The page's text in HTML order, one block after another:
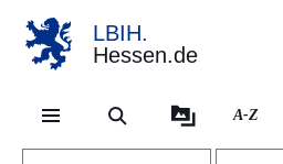
LBIH.
Hessen.de
A-Z